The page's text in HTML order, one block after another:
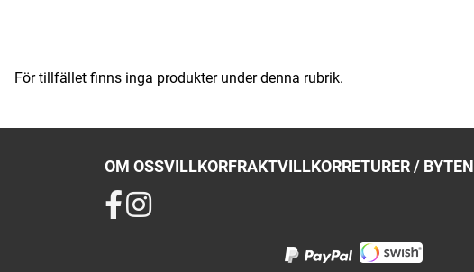
För tillfället finns inga produkter under denna rubrik.
OM OSSVILLKORFRAKTVILLKORRETURER / BYTEN